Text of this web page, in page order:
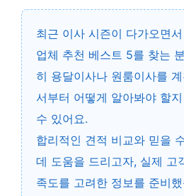
최근 이사 시즌이 다가오면서
업체 추천 베스트 5를 찾는
히 용달이사나 원룸이사를
서부터 어떻게 알아봐야 할
수 있어요.
합리적인 견적 비교와 믿을
데 도움을 드리고자, 실제 고
족도를 고려한 정보를 준비